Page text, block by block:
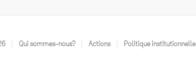
Qui sommes-nous? Actions Politique institutionnelle